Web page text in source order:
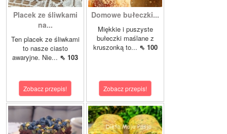
Placek ze śliwkami
na...
Ten placek ze śliwkami
to nasze ciasto
awaryjne. Nie... ⇖ 103
Zobacz przepis!
Domowe bułeczki...
Miękkie i puszyste
bułeczki maślane z
kruszonką to... ⇖ 100
Zobacz przepis!